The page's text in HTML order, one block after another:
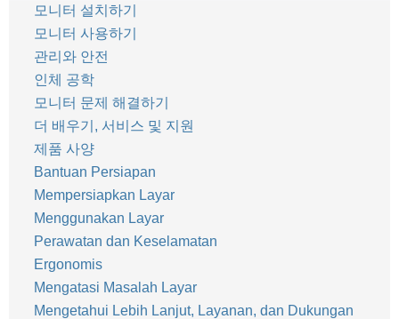
모니터 설치하기
모니터 사용하기
관리와 안전
인체 공학
모니터 문제 해결하기
더 배우기, 서비스 및 지원
제품 사양
Bantuan Persiapan
Mempersiapkan Layar
Menggunakan Layar
Perawatan dan Keselamatan
Ergonomis
Mengatasi Masalah Layar
Mengetahui Lebih Lanjut, Layanan, dan Dukungan